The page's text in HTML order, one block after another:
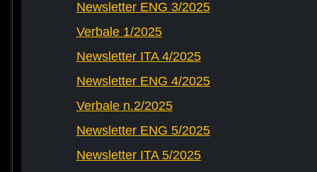
Newsletter ENG 3/2025
Verbale 1/2025
Newsletter ITA 4/2025
Newsletter ENG 4/2025
Verbale n.2/2025
Newsletter ENG 5/2025
Newsletter ITA 5/2025